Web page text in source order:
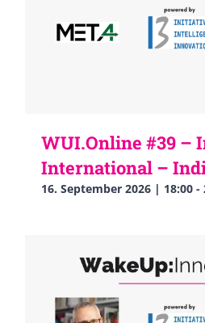
WUI.Online #39 –
International –
16. September 2026 | 18:00 -